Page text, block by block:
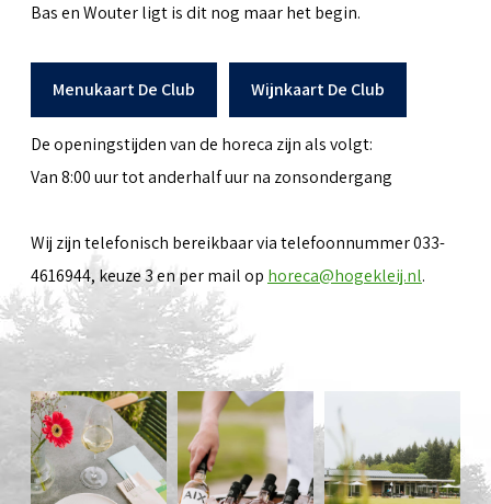
Bas en Wouter ligt is dit nog maar het begin.
Menukaart De Club Wijnkaart De Club
De openingstijden van de horeca zijn als volgt:
Van 8:00 uur tot anderhalf uur na zonsondergang
Wij zijn telefonisch bereikbaar via telefoonnummer 033-
4616944, keuze 3 en per mail op horeca@hogekleij.nl.